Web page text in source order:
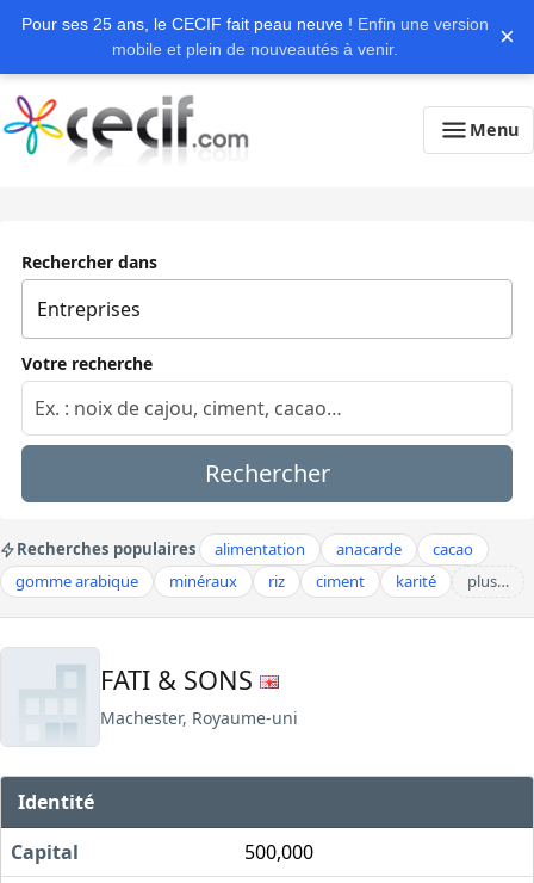
Pour ses 25 ans, le CECIF fait peau neuve ! Enfin une version
mobile et plein de nouveautés à venir.
×
Menu
Rechercher dans
Votre recherche
Rechercher
Recherches populaires alimentation anacarde
cacao
gomme arabique
minéraux riz ciment karité plus…
FATI & SONS
Machester, Royaume-uni
Identité
Capital
500,000